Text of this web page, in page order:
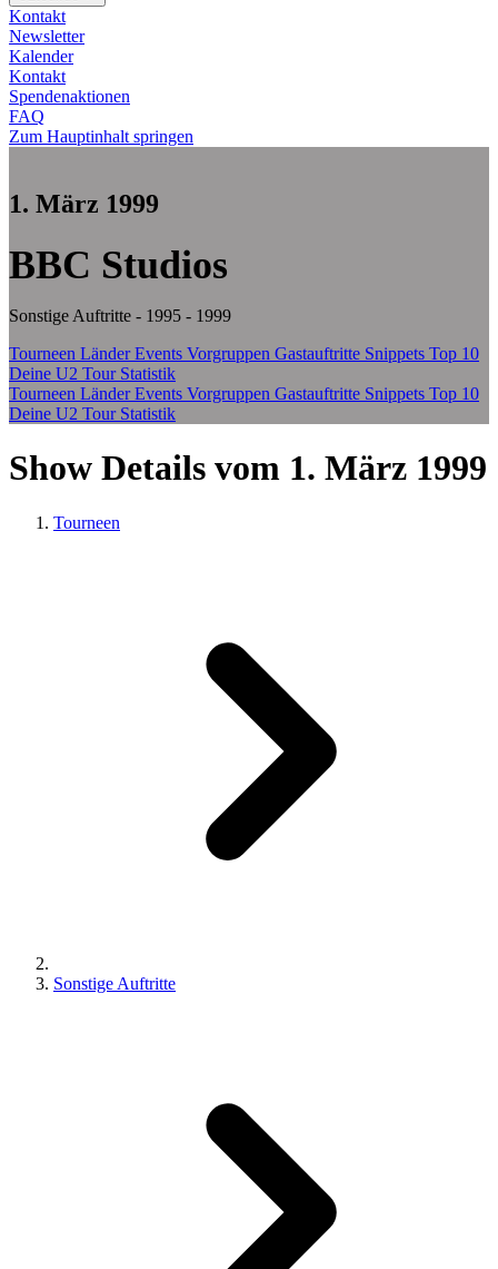
Kontakt
Newsletter
Kalender
Kontakt
Spendenaktionen
FAQ
Zum Hauptinhalt springen
1. März 1999
BBC Studios
Sonstige Auftritte - 1995 - 1999
Tourneen LänderEvents Vorgruppen Gastauftritte Snippets Top 10
Deine U2 Tour Statistik
Tourneen LänderEvents Vorgruppen Gastauftritte Snippets Top 10
Deine U2 Tour Statistik
Show Details vom 1. März 1999
Tourneen
Sonstige Auftritte